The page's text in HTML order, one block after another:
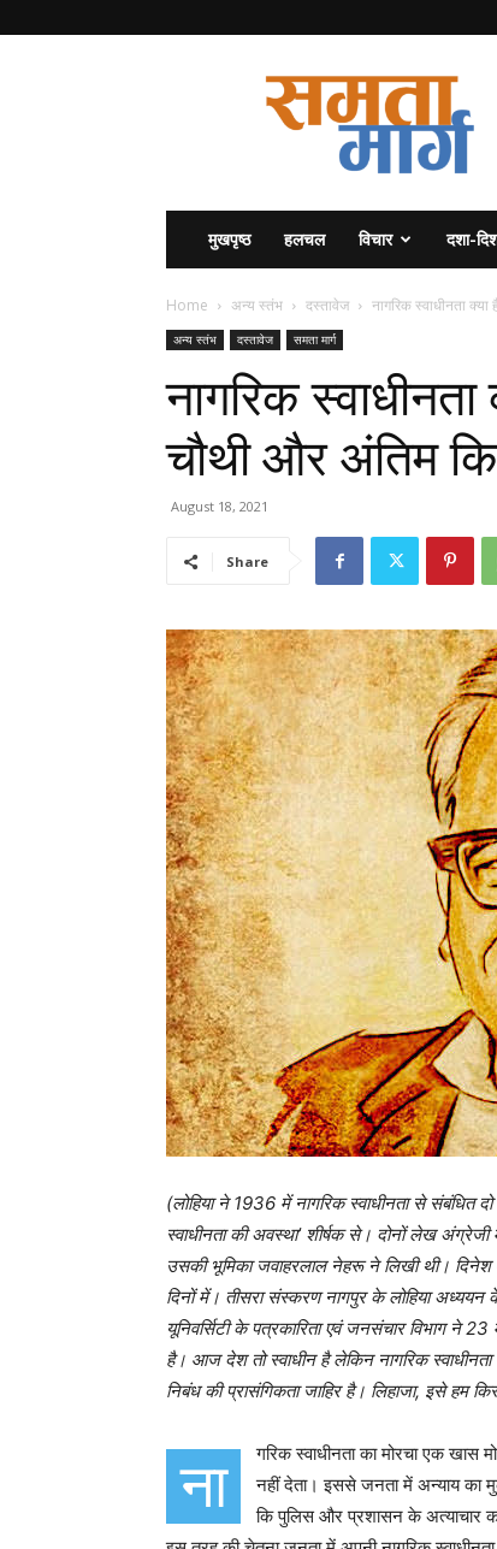
मुखपृष्ठ हलचल विचार दशा-
Home अन्य स्तंभ दस्तावेज नागरिक स्वाधीनता
अन्य स्तंभ दस्तावेज समता मार्ग
नागरिक
चौथी और अंतिम
August 18, 2021
Share
(लोहिया ने 1936 में नागरिक स्वाधीनता से
स्वाधीनता की अवस्था’शीर्षक से। दोनों लेख अंग्रेजी
उसकी भूमिका जवाहरलाल नेहरू ने लिखी थी। दिनेश
दिनों में। तीसरा संस्करण नागपुर के लोहिया
यूनिवर्सिटी के पत्रकारिता एवं जनसंचार विभाग ने
है। आज देश तो स्वाधीन है लेकिन नागरिक स्वाधीनता
निबंध की प्रासंगिकता जाहिर है। लिहाजा, इसे हम
ना
गरिक स्वाधीनता का मोरचा एक
नहीं देता। इससे जनता में अन्याय का
कि पुलिस और प्रशासन के अत्याचार